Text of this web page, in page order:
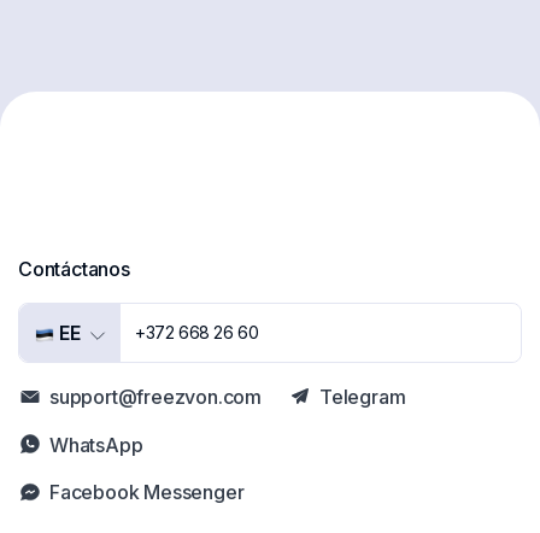
Contáctanos
EE +372 668 26 60
support@freezvon.com
Facebook Messenger
Telegram
WhatsApp